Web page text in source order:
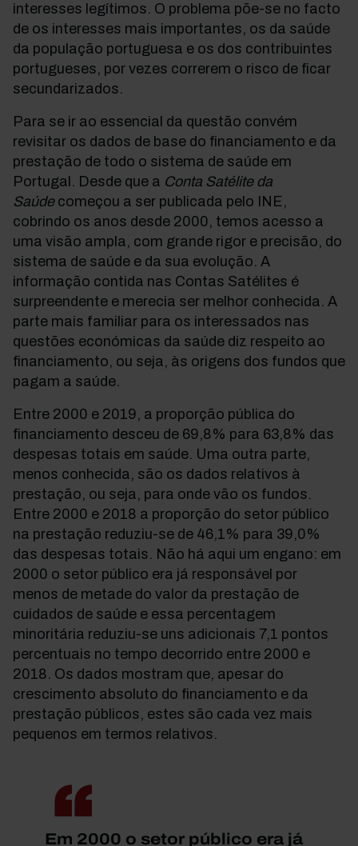
interesses legítimos. O problema põe-se no facto
de os interesses mais importantes, os da saúde
da população portuguesa e os dos contribuintes
portugueses, por vezes correrem o risco de ficar
secundarizados.
Para se ir ao essencial da questão convém
revisitar os dados de base do financiamento e da
prestação de todo o sistema de saúde em
Portugal. Desde que a Conta Satélite da
Saúdecomeçou a ser publicada pelo INE,
cobrindo os anos desde 2000, temos acesso a
uma visão ampla, com grande rigor e precisão, do
sistema de saúde e da sua evolução. A
informação contida nas Contas Satélites é
surpreendente e merecia ser melhor conhecida. A
parte mais familiar para os interessados nas
questões económicas da saúde diz respeito ao
financiamento, ou seja, às origens dos fundos que
pagam a saúde.
Entre 2000 e 2019, a proporção pública do
financiamento desceu de 69,8% para 63,8% das
despesas totais em saúde. Uma outra parte,
menos conhecida, são os dados relativos à
prestação, ou seja, para onde vão os fundos.
Entre 2000 e 2018 a proporção do setor público
na prestação reduziu-se de 46,1% para 39,0%
das despesas totais. Não há aqui um engano: em
2000 o setor público era já responsável por
menos de metade do valor da prestação de
cuidados de saúde e essa percentagem
minoritária reduziu-se uns adicionais 7,1 pontos
percentuais no tempo decorrido entre 2000 e
2018. Os dados mostram que, apesar do
crescimento absoluto do financiamento e da
prestação públicos, estes são cada vez mais
pequenos em termos relativos.
Em 2000 o setor público era já